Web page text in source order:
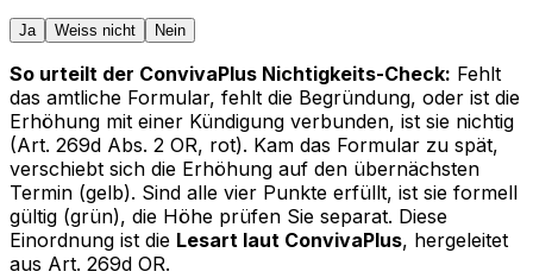
Ja Weiss nicht Nein
So urteilt der ConvivaPlus Nichtigkeits-Check: Fehlt
das amtliche Formular, fehlt die Begründung, oder ist die
Erhöhung mit einer Kündigung verbunden, ist sie nichtig
(Art. 269d Abs. 2 OR, rot). Kam das Formular zu spät,
verschiebt sich die Erhöhung auf den übernächsten
Termin (gelb). Sind alle vier Punkte erfüllt, ist sie formell
gültig (grün), die Höhe prüfen Sie separat. Diese
Einordnung ist die Lesart laut ConvivaPlus, hergeleitet
aus Art. 269d OR.